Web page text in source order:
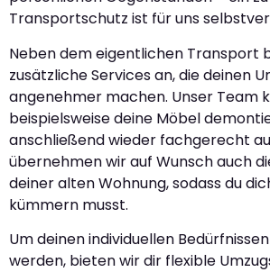
Transportschutz ist für uns
Neben dem eigentlichen Transport
zusätzliche Services an, die deinen
angenehmer machen. Unser Team
beispielsweise deine Möbel
anschließend wieder fachgerecht
übernehmen wir auf Wunsch auch
deiner alten Wohnung, sodass du
kümmern musst.
Um deinen individuellen
werden, bieten wir dir flexible